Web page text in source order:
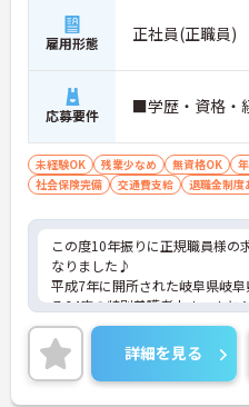
雇用形態 正社員(正職員)
応募要件 ■学歴・資格・
未経験OK 残業少なめ 無資格OK
社会保険完備
交通費支給 退職金制度
この度10年振りに正規職員様の
なりました♪
平成7年に開所された岐阜県岐
る64床の特別養護老人ホームと
の法人です。
ご興味をお持ちの方には詳細の
トをお伝えしますのでお気軽に
いませ。
詳細を見る